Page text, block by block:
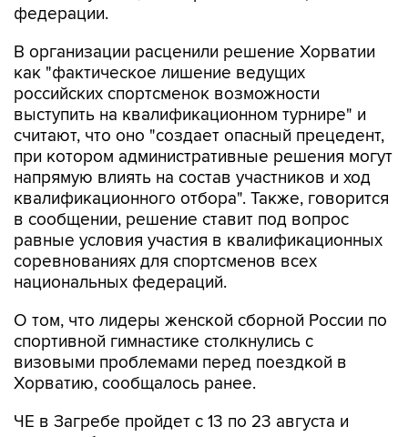
федерации.
В организации расценили решение Хорватии
как "фактическое лишение ведущих
российских спортсменок возможности
выступить на квалификационном турнире" и
считают, что оно "создает опасный прецедент,
при котором административные решения могут
напрямую влиять на состав участников и ход
квалификационного отбора". Также, говорится
в сообщении, решение ставит под вопрос
равные условия участия в квалификационных
соревнованиях для спортсменов всех
национальных федераций.
О том, что лидеры женской сборной России по
спортивной гимнастике столкнулись с
визовыми проблемами перед поездкой в
Хорватию, сообщалось ранее.
ЧЕ в Загребе пройдет с 13 по 23 августа и